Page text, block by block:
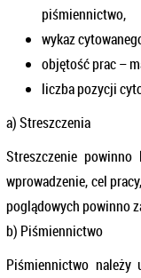
piśmiennictwo,
wykaz
objętość prac –
liczba pozycji
a) Streszczenia
Streszczenie
wprowadzenie, cel
poglądowych powinno
b) Piśmiennictwo
Piśmiennictwo należy